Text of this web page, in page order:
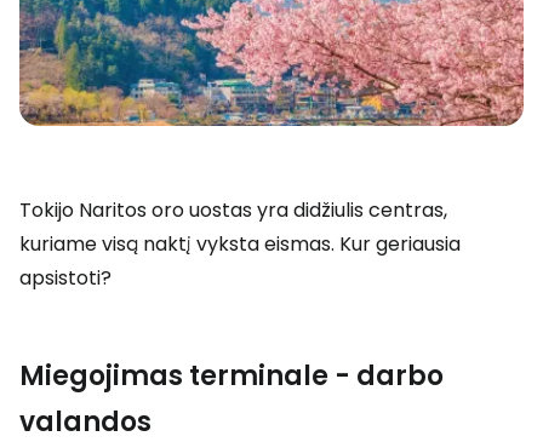
Tokijo Naritos oro uostas yra didžiulis centras,
kuriame visą naktį vyksta eismas. Kur geriausia
apsistoti?
Miegojimas terminale - darbo
valandos